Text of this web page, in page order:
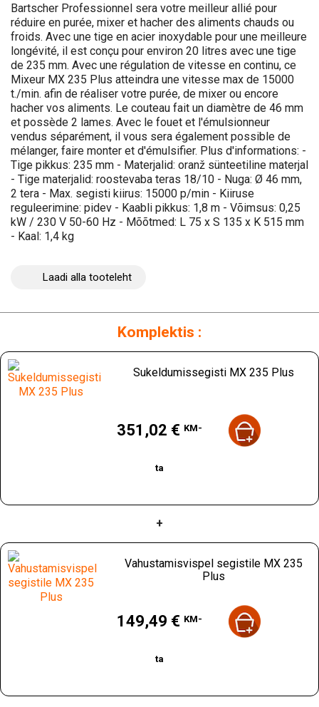
Bartscher Professionnel sera votre meilleur allié pour
réduire en purée, mixer et hacher des aliments chauds ou
froids. Avec une tige en acier inoxydable pour une meilleure
longévité, il est conçu pour environ 20 litres avec une tige
de 235 mm. Avec une régulation de vitesse en continu, ce
Mixeur MX 235 Plus atteindra une vitesse max de 15000
t./min. afin de réaliser votre purée, de mixer ou encore
hacher vos aliments. Le couteau fait un diamètre de 46 mm
et possède 2 lames. Avec le fouet et l'émulsionneur
vendus séparément, il vous sera également possible de
mélanger, faire monter et d'émulsifier. Plus d'informations: -
Tige pikkus: 235 mm - Materjalid: oranž sünteetiline materjal
- Tige materjalid: roostevaba teras 18/10 - Nuga: Ø 46 mm,
2 tera - Max. segisti kiirus: 15000 p/min - Kiiruse
reguleerimine: pidev - Kaabli pikkus: 1,8 m - Võimsus: 0,25
kW / 230 V 50-60 Hz - Mõõtmed: L 75 x S 135 x K 515 mm
- Kaal: 1,4 kg
Laadi alla tooteleht
Komplektis :
Sukeldumissegisti MX 235 Plus
351,02 € KM-
ta
+
Vahustamisvispel segistile MX 235
Plus
149,49 € KM-
ta